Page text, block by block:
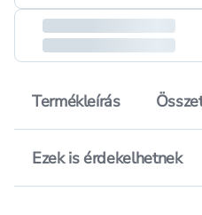
Termékleírás
Ezek is érdekelhetnek